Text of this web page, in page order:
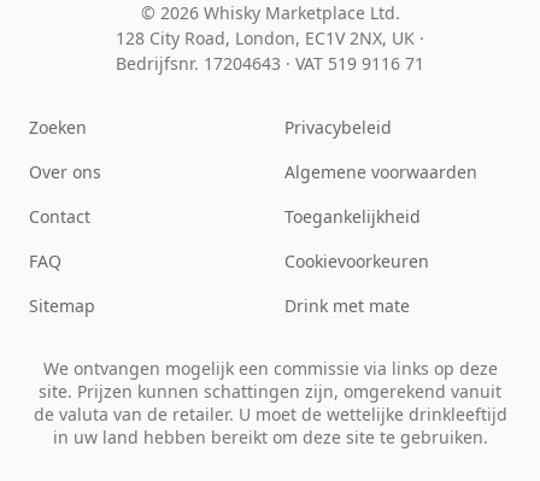
© 2026 Whisky Marketplace Ltd.
128 City Road, London, EC1V 2NX, UK ·
Bedrijfsnr. 17204643 · VAT 519 9116 71
Zoeken
Over ons
Contact
FAQ
Sitemap
Privacybeleid
Algemene voorwaarden
Toegankelijkheid
Cookievoorkeuren
Drink met mate
We ontvangen mogelijk een commissie via links op deze
site. Prijzen kunnen schattingen zijn, omgerekend vanuit
de valuta van de retailer. U moet de wettelijke drinkleeftijd
in uw land hebben bereikt om deze site te gebruiken.